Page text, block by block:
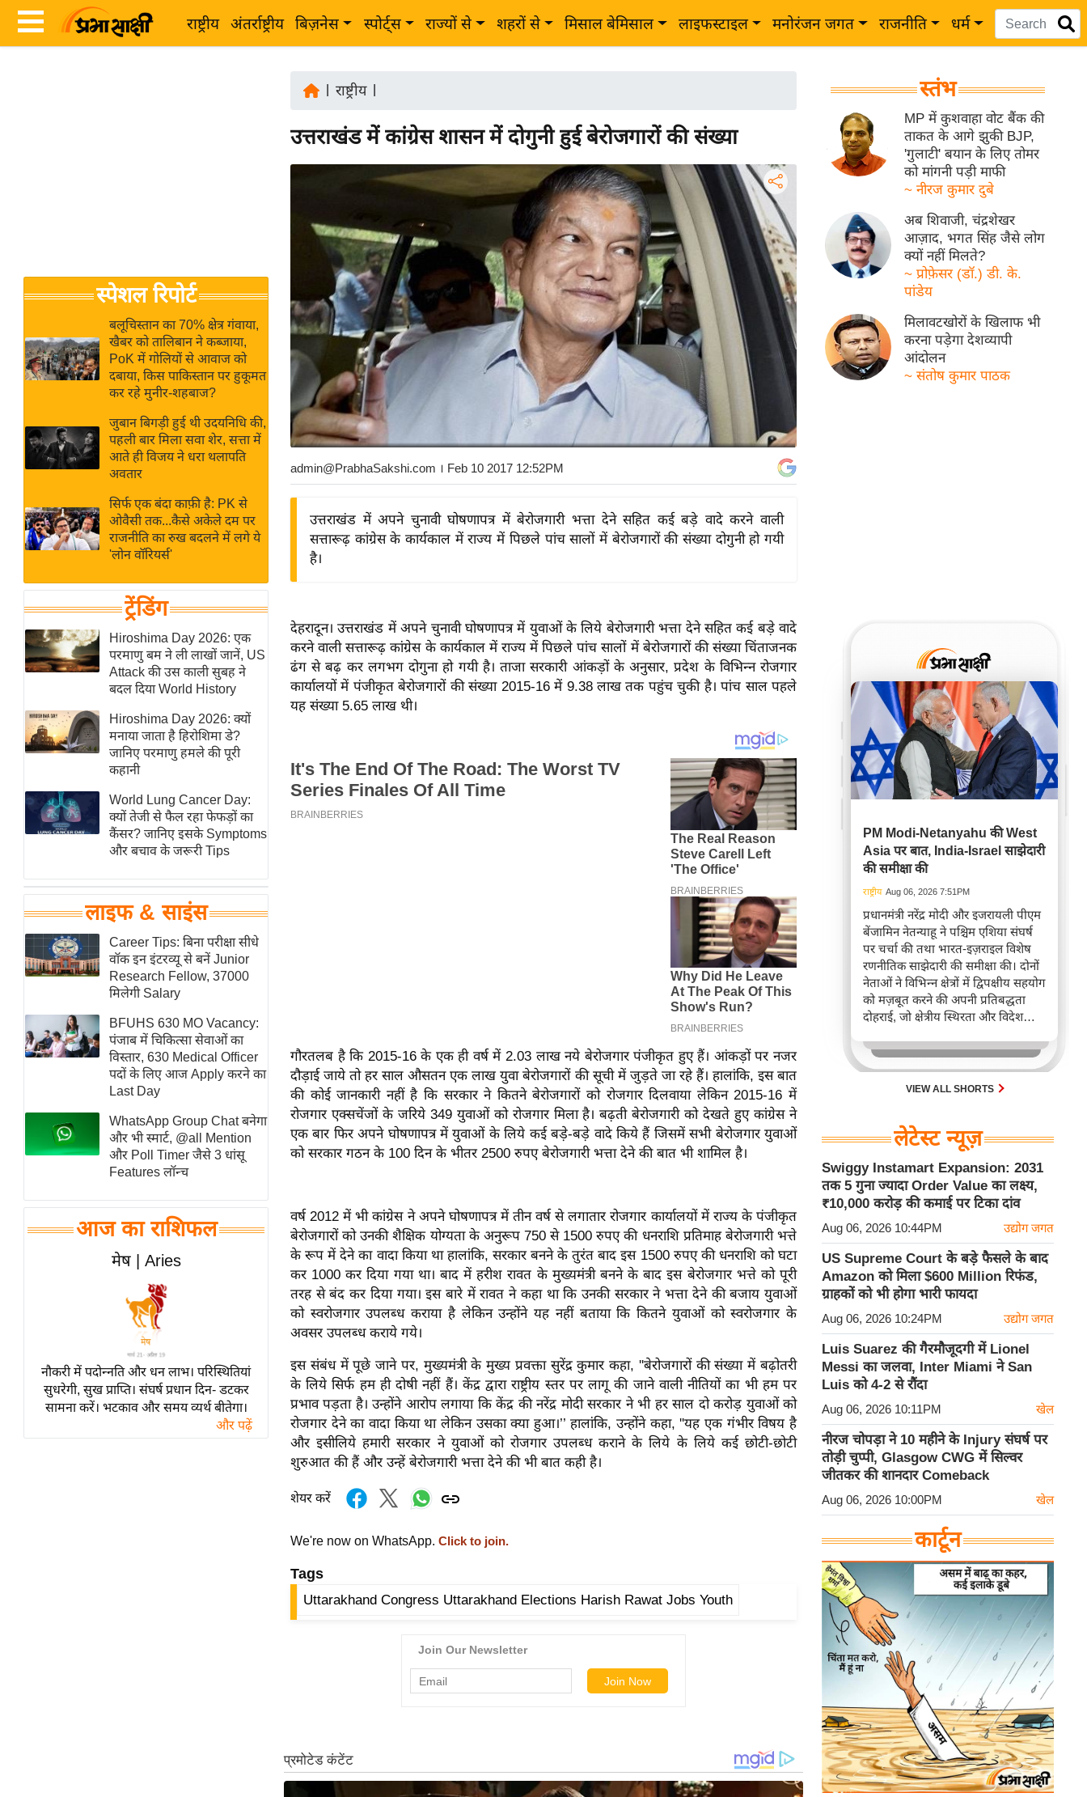
राष्ट्रीय अंतर्राष्ट्रीय बिज़नेस स्पोर्ट्स राज्यों से शहरों से मिसाल बेमिसाल लाइफस्टाइल मनोरंजन जगत राजनीति धर्म
Breaking
News in
Hindi
Hindi
Videos
जगत
राय
बजट
IPL
2026
ई-पेपर
मिसाल बेमिसाल
शख्सियत
यंग इंडिया
साहित्य जगत
ऑटो वर्ल्ड
न्यूज ब्रीफ
मनोरंजन जगत
बॉलीवुड
हॉलीवुड
फिल्म समीक्षा
News
लाइफस्टाइल
टेक्नॉलॉजी
ब्यूटी/फैशन
घरेलू नुस्खे
पर्यटन स्थल
फिटनेस मंत्रा
रिलेशनशिप
विश्लेषण
समसामयिक
मातृभूमि
स्तंभ
एम.
आर.
चाय पर
समीक्षा
व्रत
त्योहार
राशिफल
विशेष
स्पेशल रिपोर्ट
बलूचिस्तान का 70% क्षेत्र गंवाया,
खैबर को तालिबान ने कब्जाया,
PoK में गोलियों से आवाज को
दबाया, किस पाकिस्तान पर हुकूमत
कर रहे मुनीर-शहबाज?
जुबान बिगड़ी हुई थी उदयनिधि की,
पहली बार मिला सवा शेर, सत्ता में
आते ही विजय ने धरा थलापति
अवतार
सिर्फ एक बंदा काफ़ी है: PK से
ओवैसी तक...कैसे अकेले दम पर
राजनीति का रुख बदलने में लगे ये
'लोन वॉरियर्स'
ट्रेंडिंग
Hiroshima Day 2026: एक
परमाणु बम ने ली लाखों जानें, US
Attack की उस काली सुबह ने
बदल दिया World History
Hiroshima Day 2026: क्यों
मनाया जाता है हिरोशिमा डे?
जानिए परमाणु हमले की पूरी
कहानी
World Lung Cancer Day:
क्यों तेजी से फैल रहा फेफड़ों का
कैंसर? जानिए इसके Symptoms
और बचाव के जरूरी Tips
लाइफ & साइंस
Career Tips: बिना परीक्षा सीधे
वॉक इन इंटरव्यू से बनें Junior
Research Fellow, 37000
मिलेगी Salary
BFUHS 630 MO Vacancy:
पंजाब में चिकित्सा सेवाओं का
विस्तार, 630 Medical Officer
पदों के लिए आज Apply करने का
Last Day
WhatsApp Group Chat बनेगा
और भी स्मार्ट, @all Mention
और Poll Timer जैसे 3 धांसू
Features लॉन्च
आज का राशिफल
मेष | Aries
नौकरी में पदोन्नति और धन लाभ। परिस्थितियां
सुधरेगी, सुख प्राप्ति। संघर्ष प्रधान दिन- डटकर
सामना करें। भटकाव और समय व्यर्थ बीतेगा।
और पढ़ें
राष्ट्रीय|
उत्तराखंड में कांग्रेस शासन में दोगुनी हुई बेरोजगारों की संख्या
admin@PrabhaSakshi.com । Feb 10 2017 12:52PM
उत्तराखंड में अपने चुनावी घोषणापत्र में बेरोजगारी भत्ता देने सहित कई बड़े वादे करने वाली
सत्तारूढ़ कांग्रेस के कार्यकाल में राज्य में पिछले पांच सालों में बेरोजगारों की संख्या दोगुनी हो गयी
है।
देहरादून। उत्तराखंड में अपने चुनावी घोषणापत्र में युवाओं के लिये बेरोजगारी भत्ता देने सहित कई बड़े वादे
करने वाली सत्तारूढ़ कांग्रेस के कार्यकाल में राज्य में पिछले पांच सालों में बेरोजगारों की संख्या चिंताजनक
ढंग से बढ़ कर लगभग दोगुना हो गयी है। ताजा सरकारी आंकड़ों के अनुसार, प्रदेश के विभिन्न रोजगार
कार्यालयों में पंजीकृत बेरोजगारों की संख्या 2015-16 में 9.38 लाख तक पहुंच चुकी है। पांच साल पहले
यह संख्या 5.65 लाख थी।
गौरतलब है कि 2015-16 के एक ही वर्ष में 2.03 लाख नये बेरोजगार पंजीकृत हुए हैं। आंकड़ों पर नजर
दौड़ाई जाये तो हर साल औसतन एक लाख युवा बेरोजगारों की सूची में जुड़ते जा रहे हैं। हालांकि, इस बात
की कोई जानकारी नहीं है कि सरकार ने कितने बेरोजगारों को रोजगार दिलवाया लेकिन 2015-16 में
रोजगार एक्सचेंजों के जरिये 349 युवाओं को रोजगार मिला है। बढ़ती बेरोजगारी को देखते हुए कांग्रेस ने
एक बार फिर अपने घोषणापत्र में युवाओं के लिये कई बड़े-बड़े वादे किये हैं जिसमें सभी बेरोजगार युवाओं
को सरकार गठन के 100 दिन के भीतर 2500 रुपए बेरोजगारी भत्ता देने की बात भी शामिल है।
वर्ष 2012 में भी कांग्रेस ने अपने घोषणापत्र में तीन वर्ष से लगातार रोजगार कार्यालयों में राज्य के पंजीकृत
बेरोजगारों को उनकी शैक्षिक योग्यता के अनुरूप 750 से 1500 रुपए की धनराशि प्रतिमाह बेरोजगारी भत्ते
के रूप में देने का वादा किया था हालांकि, सरकार बनने के तुरंत बाद इस 1500 रुपए की धनराशि को घटा
कर 1000 कर दिया गया था। बाद में हरीश रावत के मुख्यमंत्री बनने के बाद इस बेरोजगार भत्ते को पूरी
तरह से बंद कर दिया गया। इस बारे में रावत ने कहा था कि उनकी सरकार ने भत्ता देने की बजाय युवाओं
को स्वरोजगार उपलब्ध कराया है लेकिन उन्होंने यह नहीं बताया कि कितने युवाओं को स्वरोजगार के
अवसर उपलब्ध कराये गये।
इस संबंध में पूछे जाने पर, मुख्यमंत्री के मुख्य प्रवक्ता सुरेंद्र कुमार कहा, ''बेरोजगारों की संख्या में बढ़ोतरी
के लिये सिर्फ हम ही दोषी नहीं हैं। केंद्र द्वारा राष्ट्रीय स्तर पर लागू की जाने वाली नीतियों का भी हम पर
प्रभाव पड़ता है। उन्होंने आरोप लगाया कि केंद्र की नरेंद्र मोदी सरकार ने भी हर साल दो करोड़ युवाओं को
रोजगार देने का वादा किया था लेकिन उसका क्या हुआ।’’ हालांकि, उन्होंने कहा, ''यह एक गंभीर विषय है
और इसीलिये हमारी सरकार ने युवाओं को रोजगार उपलब्ध कराने के लिये के लिये कई छोटी-छोटी
शुरुआत की हैं और उन्हें बेरोजगारी भत्ता देने की भी बात कही है।
शेयर करें
We're now on WhatsApp. Click to join.
Tags
Uttarakhand Congress Uttarakhand Elections Harish Rawat Jobs Youth
स्तंभ
MP में कुशवाहा वोट बैंक की
ताकत के आगे झुकी BJP,
'गुलाटी' बयान के लिए तोमर
को मांगनी पड़ी माफी
~ नीरज कुमार दुबे
अब शिवाजी, चंद्रशेखर
आज़ाद, भगत सिंह जैसे लोग
क्यों नहीं मिलते?
~ प्रोफ़ेसर (डॉ.) डी. के.
पांडेय
मिलावटखोरों के खिलाफ भी
करना पड़ेगा देशव्यापी
आंदोलन
~ संतोष कुमार पाठक
PM Modi-Netanyahu की West
Asia पर बात, India-Israel साझेदारी
की समीक्षा की
राष्ट्रीय Aug 06, 2026 7:51PM
प्रधानमंत्री नरेंद्र मोदी और इजरायली पीएम
बेंजामिन नेतन्याहू ने पश्चिम एशिया संघर्ष
पर चर्चा की तथा भारत-इज़राइल विशेष
रणनीतिक साझेदारी की समीक्षा की। दोनों
नेताओं ने विभिन्न क्षेत्रों में द्विपक्षीय सहयोग
को मज़बूत करने की अपनी प्रतिबद्धता
दोहराई, जो क्षेत्रीय स्थिरता और विदेश
करता है।
VIEW ALL SHORTS
लेटेस्ट न्यूज़
Swiggy Instamart Expansion: 2031
तक 5 गुना ज्यादा Order Value का लक्ष्य,
₹10,000 करोड़ की कमाई पर टिका दांव
Aug 06, 2026 10:44PM उद्योग जगत
US Supreme Court के बड़े फैसले के बाद
Amazon को मिला $600 Million रिफंड,
ग्राहकों को भी होगा भारी फायदा
Aug 06, 2026 10:24PM उद्योग जगत
Luis Suarez की गैरमौजूदगी में Lionel
Messi का जलवा, Inter Miami ने San
Luis को 4-2 से रौंदा
Aug 06, 2026 10:11PM खेल
नीरज चोपड़ा ने 10 महीने के Injury संघर्ष पर
तोड़ी चुप्पी, Glasgow CWG में सिल्वर
जीतकर की शानदार Comeback
Aug 06, 2026 10:00PM खेल
कार्टून